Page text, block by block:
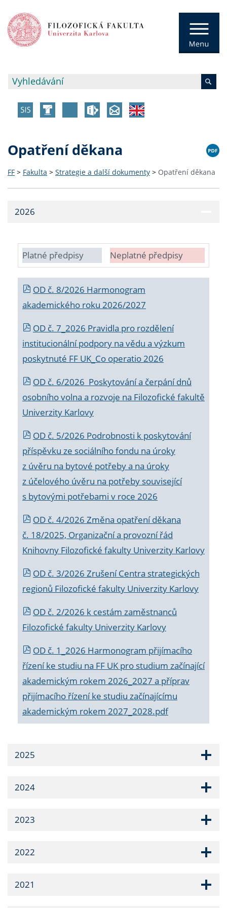
Opatření děkana
FF > Fakulta > Strategie a další dokumenty > Opatření děkana
2026
Platné předpisy Neplatné předpisy
OD č. 8/2026 Harmonogram
akademického roku 2026/2027
OD č. 7_2026 Pravidla pro rozdělení
institucionální podpory na vědu a výzkum
poskytnuté FF UK_Co operatio 2026
OD č. 6/2026 Poskytování a čerpání dnů
osobního volna a rozvoje na Filozofické fakultě
Univerzity Karlovy
OD č. 5/2026 Podrobnosti k poskytování
příspěvku ze sociálního fondu na úroky
z úvěru na bytové potřeby a na úroky
z účelového úvěru na potřeby související
s bytovými potřebami v roce 2026
OD č. 4/2026 Změna opatření děkana
č. 18/2025, Organizační a provozní řád
Knihovny Filozofické fakulty Univerzity Karlovy
OD č. 3/2026 Zrušení Centra strategických
regionů Filozofické fakulty Univerzity Karlovy
OD č. 2/2026 k cestám zaměstnanců
Filozofické fakulty Univerzity Karlovy
OD č. 1_2026 Harmonogram přijímacího
řízení ke studiu na FF UK pro studium začínající
akademickým rokem 2026_2027 a příprav
přijímacího řízení ke studiu začínajícímu
akademickým rokem 2027_2028.pdf
2025
2024
2023
2022
2021